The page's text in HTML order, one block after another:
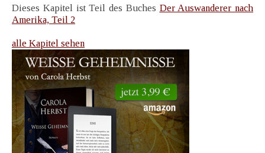
Dieses Kapitel ist Teil des Buches Der Auswanderer nach
Amerika, Teil 2
alle Kapitel sehen